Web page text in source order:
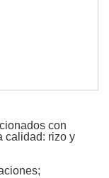
con
calidad: rizo y